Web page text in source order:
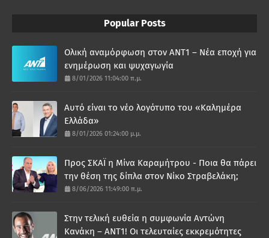
Popular Posts
Ολική αναμόρφωση στον ΑΝΤ1 – Νέα εποχή για
ενημέρωση και ψυχαγωγία
8/01/2026 11:04:00 π.μ.
Αυτό είναι το νέο λογότυπο του «Καλημέρα
Ελλάδα»
8/01/2026 01:24:00 μ.μ.
Προς ΣΚΑΪ η Μίνα Καραμήτρου - Ποια θα πάρει
την θέση της δίπλα στον Νίκο Στραβελάκη;
8/06/2026 11:49:00 π.μ.
Στην τελική ευθεία η συμφωνία Αντώνη
Κανάκη – ΑΝΤ1! Οι τελευταίες εκκρεμότητες